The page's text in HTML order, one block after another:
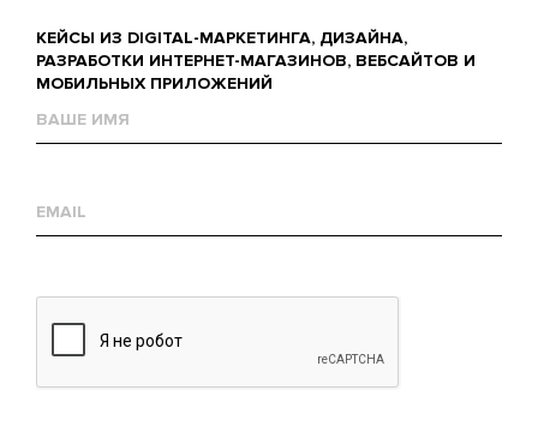
КЕЙСЫ ИЗ DIGITAL-МАРКЕТИНГА, ДИЗАЙНА,
РАЗРАБОТКИ ИНТЕРНЕТ-МАГАЗИНОВ, ВЕБСАЙТОВ И
МОБИЛЬНЫХ ПРИЛОЖЕНИЙ
mail